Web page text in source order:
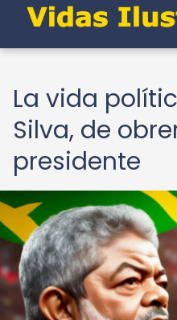
La vida
Silva, de
presidente